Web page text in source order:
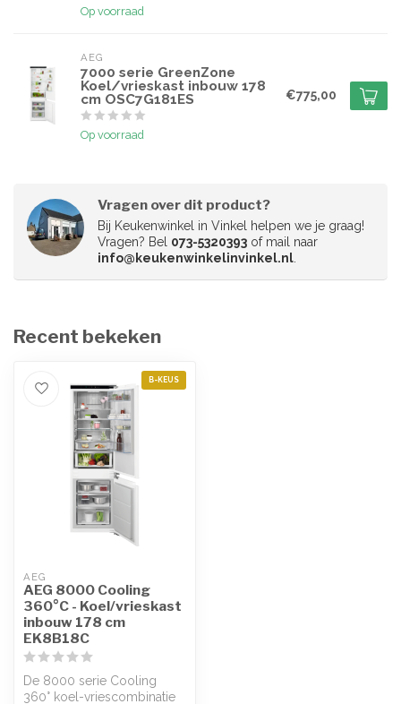
Op voorraad
AEG
7000 serie GreenZone
Koel/vrieskast inbouw 178
cm OSC7G181ES
Op voorraad
€775,00
Vragen over dit product?
Bij Keukenwinkel in Vinkel helpen we je graag!
Vragen? Bel 073-5320393 of mail naar
info@keukenwinkelinvinkel.nl.
Recent bekeken
B-KEUS
AEG
AEG 8000 Cooling
360°C - Koel/vrieskast
inbouw 178 cm
EK8B18C
De 8000 serie Cooling
360° koel-vriescombinatie